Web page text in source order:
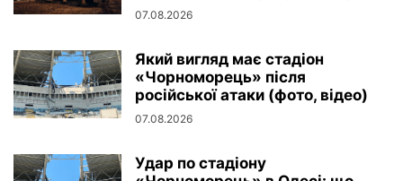
07.08.2026
Який вигляд має стадіон
«Чорноморець» після
російської атаки (фото, відео)
07.08.2026
Удар по стадіону